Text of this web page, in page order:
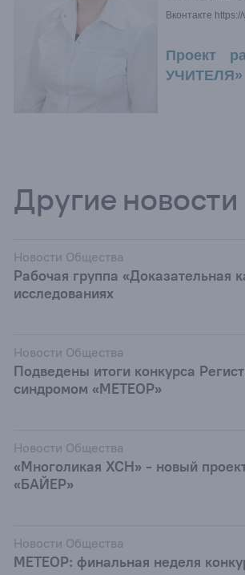
Вконтакте
Проект
УЧИТЕЛЯ»
Другие новости
Новости Общества
Рабочая группа «Доказательная
исследованиях
Новости Общества
Подведены итоги конкурса
синдромом «МЕТЕОР»
Новости Общества
«Многоликая ХСН» - новый
«БАЙЕР»
Новости Общества
МЕТЕОР: финальная неделя